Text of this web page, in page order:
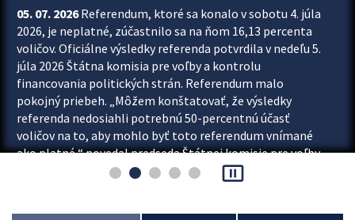
05. 07. 2026Referendum, ktoré sa konalo v sobotu 4. júla
2026, je neplatné, zúčastnilo sa na ňom 16,13 percenta
voličov. Oficiálne výsledky referenda potvrdila v nedeľu 5.
júla 2026 Štátna komisia pre voľby a kontrolu
financovania politických strán. Referendum malo
pokojný priebeh. „Môžem konštatovať, že výsledky
referenda nedosiahli potrebnú 50-percentnú účasť
voličov na to, aby mohlo byť toto referendum vnímané
ako platné,“ povedal predseda Štátnej komisie pre voľby
a kontrolu financovania politických...
pause_presentation